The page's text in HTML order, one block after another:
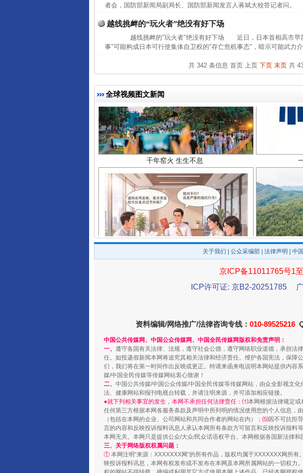
者会，国防部新闻局副局长、国防部新闻发言人蒋斌大校答记者问
越线挑衅的“玩火者”绝没有好下场
越线挑衅的"玩火者"绝没有好下场 近日，日本首相高市早
事"可能构成日本可行使集体自卫权的"存亡危机事态"，暗示可能武力
共 342 条信息 首页 上页 下页 末页共
全球视频图文新闻
千年窑火 生生不息
揭开“小金库”的免责幌子
受贿1.44亿！段成刚被判无期
关于我们 公众采编部 法律声明 | 中
京ICP备11011765号1
ICP许可证: 京B2-20251785
资料编辑/网络推广/法律咨询专线： 010-89525216
中国公共传媒网、中国公众传媒网、中国全民传媒网版权和免责声明：
一、 遵守各国有关法律、法规，遵守社会公德，遵守网络职业道德，承担
任。如投递假新闻本网将追究其相关法律和经济责任。维护各国宪法，保
们，我们将在第一时间作出反映或更正。特请来函来电说明本网站提供内
媒/中国全民传媒等传媒网站衷心致谢！
二、 中国公共传媒/中国公众传媒/中国全民传媒等传媒网站，由众全影视文
法、健康网站和报刊电视台转载，并请注明来源，并可添加相应链接。
●就下列相关事宜的发生，本网不承担任何法律责任：⑴本网根据法律规定或
任何第三方根据本网各服务条款及声明中所列明的情况使用您的个人信息，
（包括在本网的企业、公司网站和共同合作者的网站在内）； ⑸因不可抗拒
言的内容和反映投诉报料讯息人承认本网所有条款方可留言和反映投诉报
本网无关。本网只是提供公众/大众/民众话语权平台。本网根据各国新法律和
三、关于网络版权权属问题：
① 本网注明“来源：XXXXXXX网”的所有作品，版权均属于XXXXXXX网所
映投诉报料讯息，本网有权发布或不发布在本网及本网所属网站的一切权